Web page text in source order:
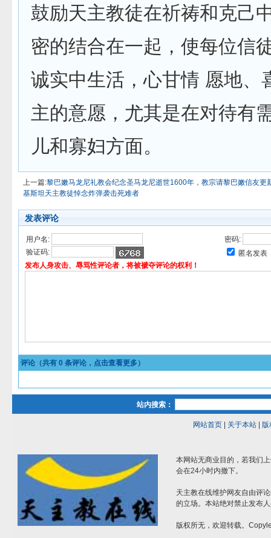
鼓励天主教徒在祈祷和克己
密的结合在一起，使每位信
诚实中生活，心甘情 愿地、
主的意愿，尤其是在对待有
儿和寡妇方面。
上一篇:黎巴嫩马龙尼礼教会纪念圣马龙尼逝世1600年，教宗请黎巴嫩信友更
基斯坦天主教徒悼念炸弹袭击死难者
发表评论
用户名:
密码:
验证码:
匿名发表
发布人身攻击、辱骂性评论者，将被褫夺评论的权利！
评论（共有 0 条评论，点击查看更多）
站内搜索：
网站首页| 关于本站| 版
本网站无商业目的，若我们
会在24小时内撤下。
天主教在线维护网友自由评
的立场。本站绝对禁止发布
版权所无，欢迎转载。